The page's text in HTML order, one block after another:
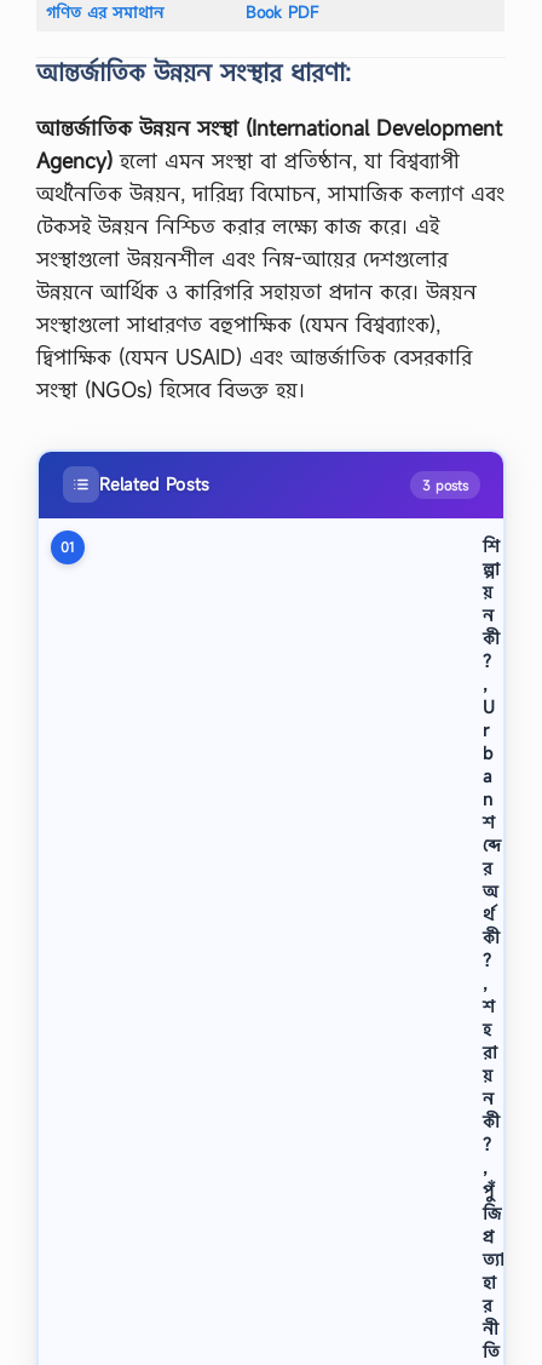
গণিত এর সমাথান Book PDF
আন্তর্জাতিক উন্নয়ন সংস্থার ধারণা:
আন্তর্জাতিক উন্নয়ন সংস্থা (International Development
Agency) হলো এমন সংস্থা বা প্রতিষ্ঠান, যা বিশ্বব্যাপী
অর্থনৈতিক উন্নয়ন, দারিদ্র্য বিমোচন, সামাজিক কল্যাণ এবং
টেকসই উন্নয়ন নিশ্চিত করার লক্ষ্যে কাজ করে। এই
সংস্থাগুলো উন্নয়নশীল এবং নিম্ন-আয়ের দেশগুলোর
উন্নয়নে আর্থিক ও কারিগরি সহায়তা প্রদান করে। উন্নয়ন
সংস্থাগুলো সাধারণত বহুপাক্ষিক (যেমন বিশ্বব্যাংক),
দ্বিপাক্ষিক (যেমন USAID) এবং আন্তর্জাতিক বেসরকারি
সংস্থা (NGOs) হিসেবে বিভক্ত হয়।
Related Posts 3 posts
01
শি
ল্পা
য়
ন
কী
?
,
U
r
b
a
n
শ
ব্দে
র
অ
র্থ
কী
?
,
শ
হ
রা
য়
ন
কী
?
,
পুঁ
জি
প্র
ত্যা
হা
র
নী
তি